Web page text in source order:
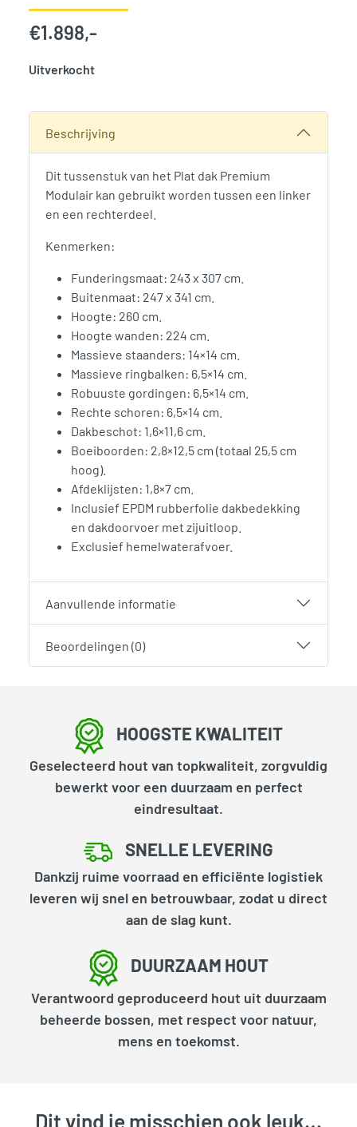
€1.898,-
Uitverkocht
Beschrijving
Dit tussenstuk van het Plat dak Premium
Modulair kan gebruikt worden tussen een linker
en een rechterdeel.
Kenmerken:
Funderingsmaat: 243 x 307 cm.
Buitenmaat: 247 x 341 cm.
Hoogte: 260 cm.
Hoogte wanden: 224 cm.
Massieve staanders: 14×14 cm.
Massieve ringbalken: 6,5×14 cm.
Robuuste gordingen: 6,5×14 cm.
Rechte schoren: 6,5×14 cm.
Dakbeschot: 1,6×11,6 cm.
Boeiboorden: 2,8×12,5 cm (totaal 25,5 cm
hoog).
Afdeklijsten: 1,8×7 cm.
Inclusief EPDM rubberfolie dakbedekking
en dakdoorvoer met zijuitloop.
Exclusief hemelwaterafvoer.
Aanvullende informatie
Beoordelingen (0)
HOOGSTE KWALITEIT
Geselecteerd hout van topkwaliteit, zorgvuldig
bewerkt voor een duurzaam en perfect
eindresultaat.
SNELLE LEVERING
Dankzij ruime voorraad en efficiënte logistiek
leveren wij snel en betrouwbaar, zodat u direct
aan de slag kunt.
DUURZAAM HOUT
Verantwoord geproduceerd hout uit duurzaam
beheerde bossen, met respect voor natuur,
mens en toekomst.
Dit vind je misschien ook leuk…